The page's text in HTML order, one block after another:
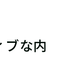
な内